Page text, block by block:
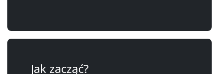
Jak zacząć?